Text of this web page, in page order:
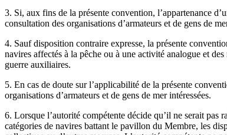
3. Si, aux fins de la présente convention, l’appartenance
consultation des organisations d’armateurs et de gens de
4. Sauf disposition contraire expresse, la présente
navires affectés à la pêche ou à une activité analogue et
guerre auxiliaires.
5. En cas de doute sur l’applicabilité de la présente
organisations d’armateurs et de gens de mer intéressées.
6. Lorsque l’autorité compétente décide qu’il ne serait pas
catégories de navires battant le pavillon du Membre, les